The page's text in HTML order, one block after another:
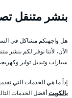
بنشر متنقل
هل واجهتكم مشاكل في
سيارات وتبديل تواير
إذاً ما هي الخدمات التي
بالكويتأفضل الخدمات